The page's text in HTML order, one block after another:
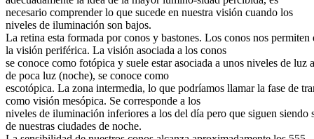
necesario comprender lo que sucede en nuestra visión cuando los
niveles de iluminación son bajos.
La retina esta formada por conos y bastones. Los conos nos
la visión periférica. La visión asociada a los conos
se conoce como fotópica y suele estar asociada a unos niveles de
de poca luz (noche), se conoce como
escotópica. La zona intermedia, lo que podríamos llamar la fase de
como visión mesópica. Se corresponde a los
niveles de iluminación inferiores a los del día pero que siguen
de nuestras ciudades de noche.